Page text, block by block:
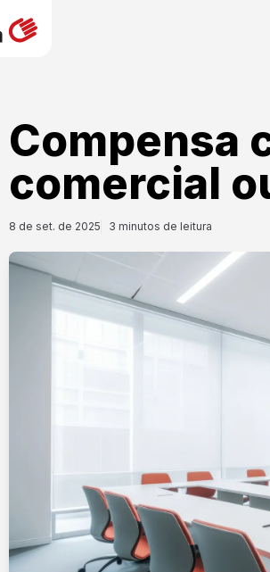
Compensa
comercial
8 de set. de 2025 3 minutos de leitura